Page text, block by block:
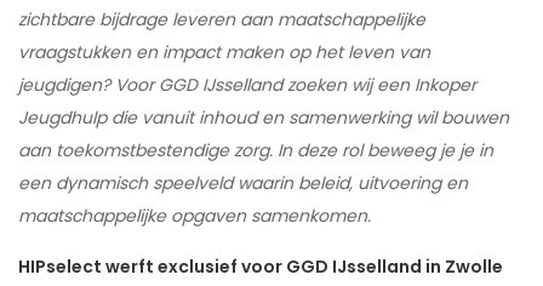
zichtbare bijdrage leveren aan maatschappelijke
vraagstukken en impact maken op het leven van
jeugdigen? Voor GGD IJsselland zoeken wij een Inkoper
Jeugdhulp die vanuit inhoud en samenwerking wil bouwen
aan toekomstbestendige zorg. In deze rol beweeg je je in
een dynamisch speelveld waarin beleid, uitvoering en
maatschappelijke opgaven samenkomen.
HIPselect werft exclusief voor GGD IJsselland in Zwolle